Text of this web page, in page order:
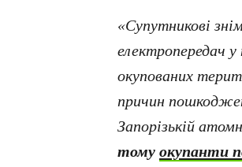
«Супутникові
електропередач
окупованих
причин
Запорізькій
тому окупанти